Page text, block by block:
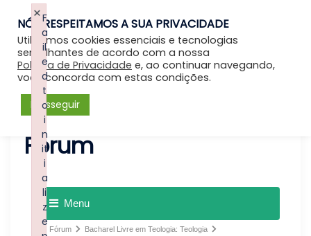
Entrar
Forum
Menu
Fórum Bacharel Livre em Teologia: Teologia
NÓS RESPEITAMOS A SUA PRIVACIDADE
Utilizamos cookies essenciais e tecnologias
semelhantes de acordo com a nossa
Política de Privacidade e, ao continuar navegando,
você concorda com estas condições.
Prosseguir
F
a
il
e
d
t
o
i
n
it
i
a
li
z
e
×